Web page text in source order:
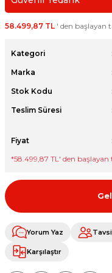
58.499,87 TL ' den başlayan
Kategori
Marka
Stok Kodu
Teslim Süresi
Fiyat
*58.499,87 TL' den başlayan
Yorum Yaz
Karşılaştır